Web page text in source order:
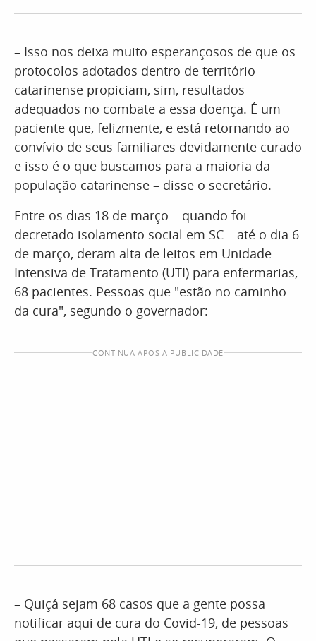
– Isso nos deixa muito esperançosos de que os
protocolos adotados dentro de território
catarinense propiciam, sim, resultados
adequados no combate a essa doença. É um
paciente que, felizmente, e está retornando ao
convívio de seus familiares devidamente curado
e isso é o que buscamos para a maioria da
população catarinense – disse o secretário.
Entre os dias 18 de março – quando foi
decretado isolamento social em SC – até o dia 6
de março, deram alta de leitos em Unidade
Intensiva de Tratamento (UTI) para enfermarias,
68 pacientes. Pessoas que "estão no caminho
da cura", segundo o governador:
CONTINUA APÓS A PUBLICIDADE
– Quiçá sejam 68 casos que a gente possa
notificar aqui de cura do Covid-19, de pessoas